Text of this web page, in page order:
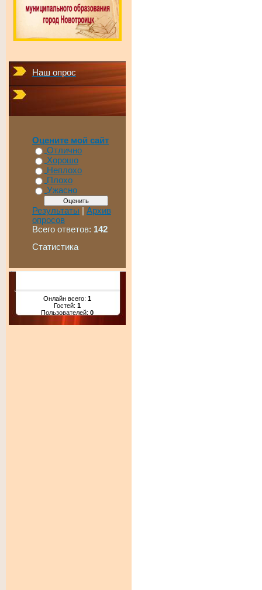
Наш опрос
Оцените мой сайт
Отлично
Хорошо
Неплохо
Плохо
Ужасно
Результаты | Архив
опросов
Всего ответов: 142
Статистика
Онлайн всего: 1
Гостей: 1
Пользователей: 0